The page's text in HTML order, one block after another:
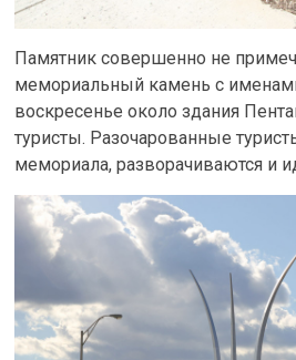
Памятник совершенно не
мемориальный камень с
воскресенье около здания
туристы. Разочарованные
мемориала, разворачиваются и